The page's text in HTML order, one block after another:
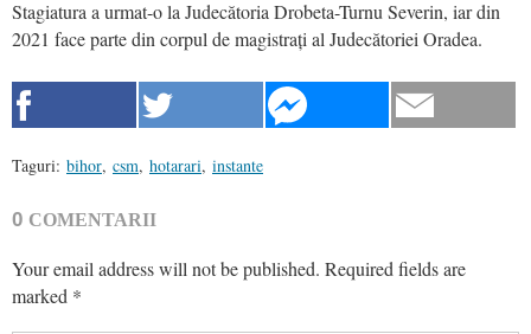
Stagiatura a urmat-o la Judecătoria Drobeta-Turnu Severin, iar din
2021 face parte din corpul de magistrați al Judecătoriei Oradea.
Taguri: bihor, csm, hotarari, instante
0 COMENTARII
Your email address will not be published. Required fields are
marked *